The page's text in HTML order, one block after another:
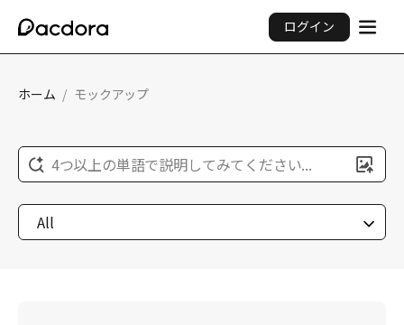
ログイン
ホーム / モックアップ
4つ以上の単語で説明してみてください...
All